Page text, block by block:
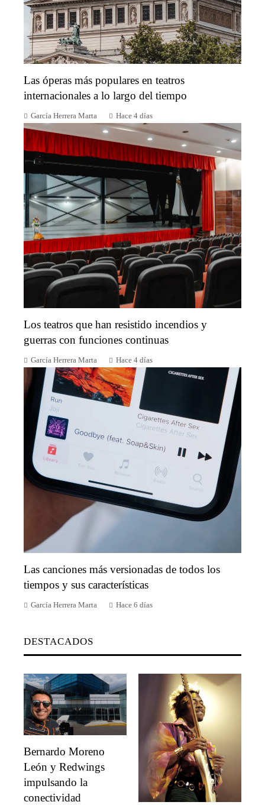
Las óperas más populares en teatros
internacionales a lo largo del tiempo
García Herrera Marta Hace 4 días
Los teatros que han resistido incendios y
guerras con funciones continuas
García Herrera Marta Hace 4 días
Las canciones más versionadas de todos los
tiempos y sus características
García Herrera Marta Hace 6 días
DESTACADOS
Bernardo Moreno
León y Redwings
impulsando la
conectividad